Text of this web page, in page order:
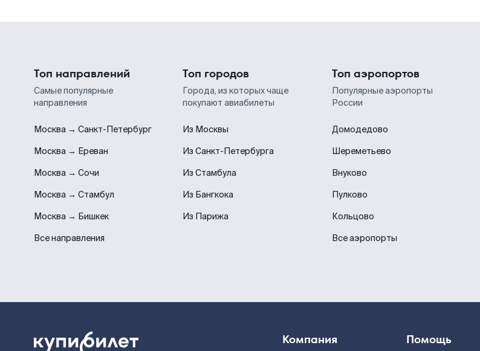
Топ направлений
Самые популярные
направления
Москва → Санкт-Петербург
Москва → Ереван
Москва → Сочи
Москва → Стамбул
Москва → Бишкек
Все направления
Топ городов
Города, из которых чаще
покупают авиабилеты
Из Москвы
Из Санкт-Петербурга
Из Стамбула
Из Бангкока
Из Парижа
Топ аэропортов
Популярные аэропорты
России
Домодедово
Шереметьево
Внуково
Пулково
Кольцово
Все аэропорты
Компания Помощь